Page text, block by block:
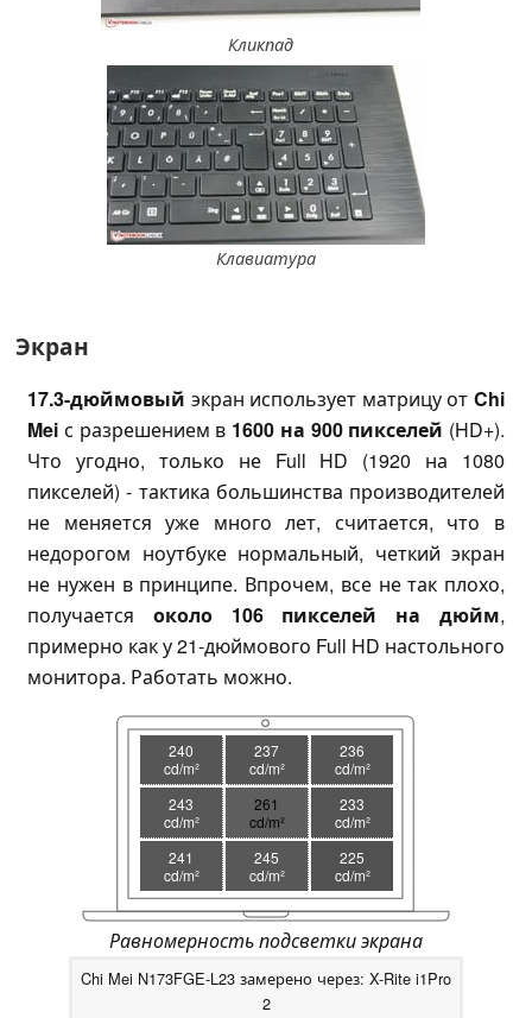
Кликпад
Клавиатура
Экран
17.3-дюймовый экран использует матрицу от Chi
Mei с разрешением в 1600 на 900 пикселей (HD+).
Что угодно, только не Full HD (1920 на 1080
пикселей) - тактика большинства производителей
не меняется уже много лет, считается, что в
недорогом ноутбуке нормальный, четкий экран
не нужен в принципе. Впрочем, все не так плохо,
получается около 106 пикселей на дюйм,
примерно как у 21-дюймового Full HD настольного
монитора. Работать можно.
240
cd/m²
237
cd/m²
236
cd/m²
243
cd/m²
261
cd/m²
233
cd/m²
241
cd/m²
245
cd/m²
225
cd/m²
Равномерность подсветки экрана
Chi Mei N173FGE-L23 замерено через: X-Rite i1Pro
2